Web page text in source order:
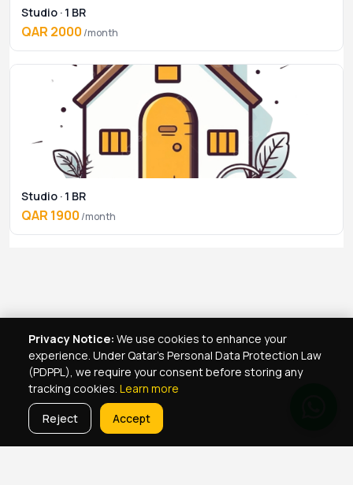
Studio · 1 BR
QAR 2000 /month
Studio · 1 BR
QAR 1900 /month
Privacy Notice: We use cookies to enhance your
experience. Under Qatar's Personal Data Protection Law
(PDPPL), we require your consent before storing any
tracking cookies. Learn more
Reject
Accept